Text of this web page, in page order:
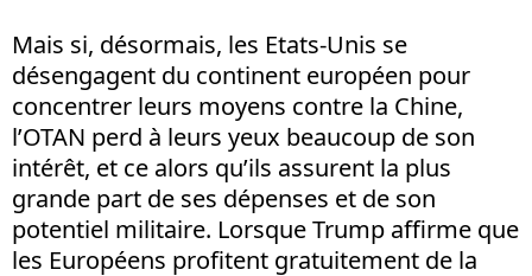
Mais si, désormais, les Etats-Unis se
désengagent du continent européen pour
concentrer leurs moyens contre la Chine,
l’OTAN perd à leurs yeux beaucoup de son
intérêt, et ce alors qu’ils assurent la plus
grande part de ses dépenses et de son
potentiel militaire. Lorsque Trump affirme que
les Européens profitent gratuitement de la